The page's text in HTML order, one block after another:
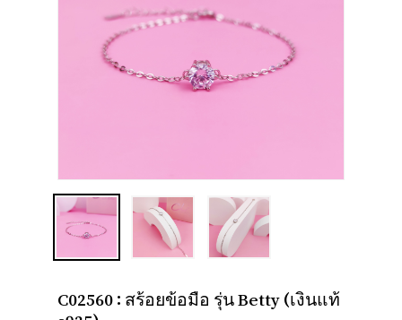
C02560 : สร้อยข้อมือ รุ่น Betty (เงินแท้
อีเมล*
บันทึกชื่อ, อีเมล และชื่อเว็บไซต์ของฉัน
บนเบราว์เซอร์นี้ สำหรับการแสดงความเห็น